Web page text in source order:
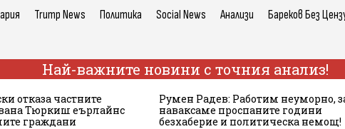
Trump News Политика Social News Анализи Бареков Без
Най-важните новини с точния анализ!
отказа частните
Тюркиш еърлайнс
граждани
Румен Радев: Работим неуморно,
наваксаме проспаните години
безхаберие и политическа немощ!